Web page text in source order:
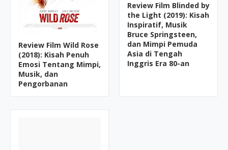
Review Film Wild Rose
(2018): Kisah Penuh
Emosi Tentang Mimpi,
Musik, dan
Pengorbanan
Review Film Blinded by
the Light (2019): Kisah
Inspiratif, Musik
Bruce Springsteen,
dan Mimpi Pemuda
Asia di Tengah
Inggris Era 80-an